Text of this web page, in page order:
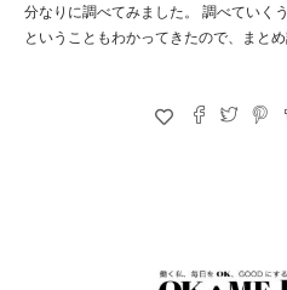
分なりに調べてみました。 調べていく
ということもわかってきたので、まと